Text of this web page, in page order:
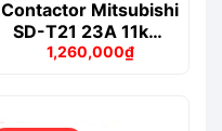
Contactor Mitsubishi
SD-T21 23A 11kW
DC48V 3P
Giá
1,260,000₫
Giá